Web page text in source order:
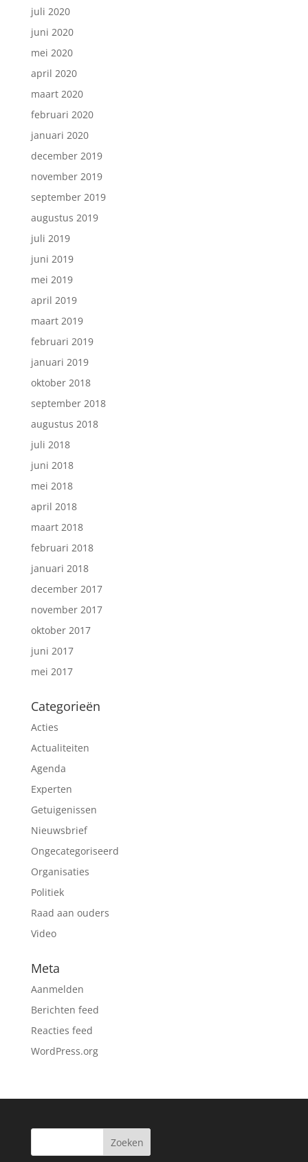
juli 2020
juni 2020
mei 2020
april 2020
maart 2020
februari 2020
januari 2020
december 2019
november 2019
september 2019
augustus 2019
juli 2019
juni 2019
mei 2019
april 2019
maart 2019
februari 2019
januari 2019
oktober 2018
september 2018
augustus 2018
juli 2018
juni 2018
mei 2018
april 2018
maart 2018
februari 2018
januari 2018
december 2017
november 2017
oktober 2017
juni 2017
mei 2017
Categorieën
Acties
Actualiteiten
Agenda
Experten
Getuigenissen
Nieuwsbrief
Ongecategoriseerd
Organisaties
Politiek
Raad aan ouders
Video
Meta
Aanmelden
Berichten feed
Reacties feed
WordPress.org